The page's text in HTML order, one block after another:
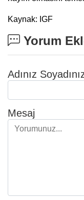
Kaynak: IGF
Yorum
Adınız
Mesaj